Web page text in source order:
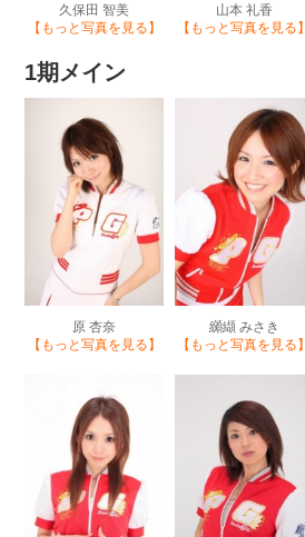
久保田 智美
【もっと写真を見る】
山本 礼香
【もっと写真を見る】
1期メイン
原 杏奈
【もっと写真を見る】
纐纈 みさき
【もっと写真を見る】